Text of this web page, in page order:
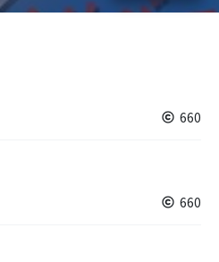
660
660